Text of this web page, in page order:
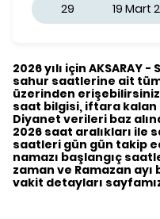
29
19 Mart
2026 yılı için AKSARAY
sahur saatlerine ait
üzerinden
saat bilgisi, iftara
Diyanet verileri baz
2026 saat aralıkları ile
saatleri gün gün takip
namazı başlangıç
zaman ve Ramazan
vakit detayları